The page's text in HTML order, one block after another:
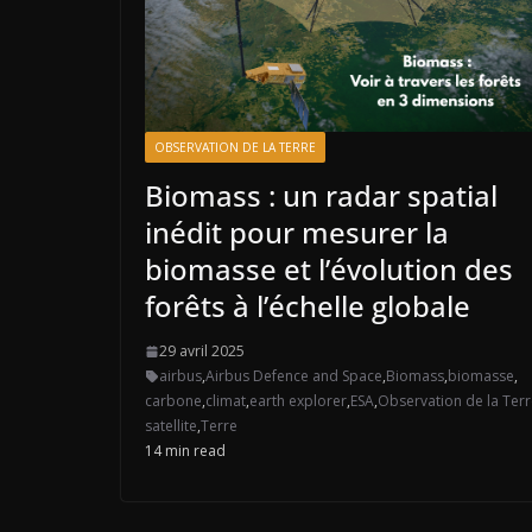
OBSERVATION DE LA TERRE
Biomass : un radar spatial
inédit pour mesurer la
biomasse et l’évolution des
forêts à l’échelle globale
29 avril 2025
airbus,Airbus Defence and Space,Biomass,biomasse,
carbone,climat,earth explorer,ESA,Observation de la
satellite,Terre
14 min read